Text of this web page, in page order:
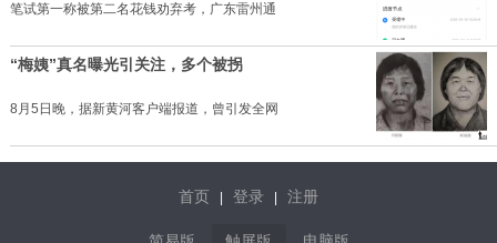
笔试第一称被第二名花钱劝弃考，广东雷州通
“梅姨”真名曝光引关注，多个被拐
8月5日晚，据新黄河客户端报道，曾引发全网
首页 登录 注册